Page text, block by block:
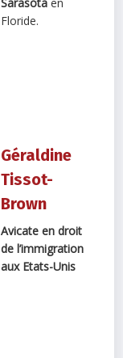
Floride.
Géraldine
Tissot-
Brown
Avicate en droit
de l’immigration
aux Etats-Unis